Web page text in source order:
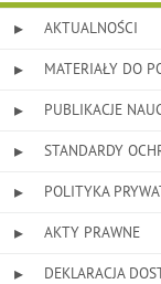
AKTUALNOŚCI
MATERIAŁY DO
PUBLIKACJE
STANDARDY
POLITYKA
AKTY PRAWNE
DEKLARACJA